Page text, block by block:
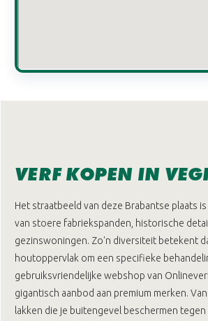
VERF KOPEN IN
Het straatbeeld van deze Brabantse plaats
van stoere fabriekspanden, historische
gezinswoningen. Zo'n diversiteit betekent
houtoppervlak om een specifieke
gebruiksvriendelijke webshop van
gigantisch aanbod aan premium merken.
lakken die je buitengevel beschermen